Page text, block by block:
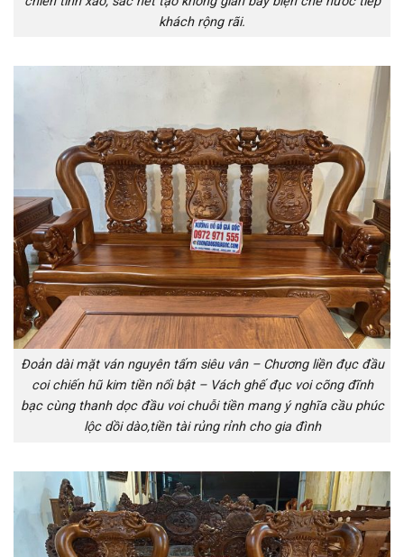
khách rộng rãi.
Đoản dài mặt ván nguyên tấm siêu vân – Chương liền đục đầu
coi chiến hũ kim tiền nổi bật – Vách ghế đục voi cõng đĩnh
bạc cùng thanh dọc đầu voi chuỗi tiền mang ý nghĩa cầu phúc
lộc dồi dào,tiền tài rủng rỉnh cho gia đình